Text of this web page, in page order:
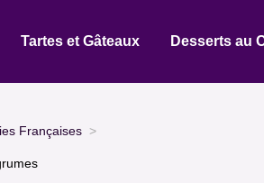
Tartes et Gâteaux Desserts au
Françaises